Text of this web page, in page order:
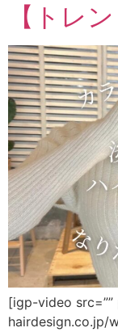
【トレ
[igp-video
hairdesign.co.jp/